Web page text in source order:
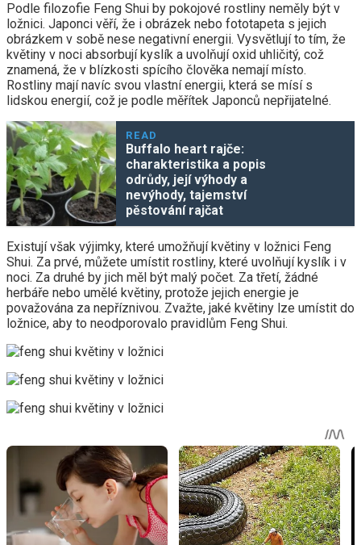
Podle filozofie Feng Shui by pokojové rostliny neměly být v
ložnici. Japonci věří, že i obrázek nebo fototapeta s jejich
obrázkem v sobě nese negativní energii. Vysvětlují to tím, že
květiny v noci absorbují kyslík a uvolňují oxid uhličitý, což
znamená, že v blízkosti spícího člověka nemají místo.
Rostliny mají navíc svou vlastní energii, která se mísí s
lidskou energií, což je podle měřítek Japonců nepřijatelné.
READ
Buffalo heart rajče:
charakteristika a popis
odrůdy, její výhody a
nevýhody, tajemství
pěstování rajčat
Existují však výjimky, které umožňují květiny v ložnici Feng
Shui. Za prvé, můžete umístit rostliny, které uvolňují kyslík i v
noci. Za druhé by jich měl být malý počet. Za třetí, žádné
herbáře nebo umělé květiny, protože jejich energie je
považována za nepříznivou. Zvažte, jaké květiny lze umístit do
ložnice, aby to neodporovalo pravidlům Feng Shui.